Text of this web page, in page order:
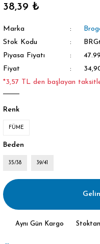
38,39 ₺
Marka
Stok Kodu
Piyasa Fiyatı
47.99
Fiyat
*3,57 TL den başlayan
Renk
FÜME
Beden
35/38 39/41
Aynı Gün Kargo